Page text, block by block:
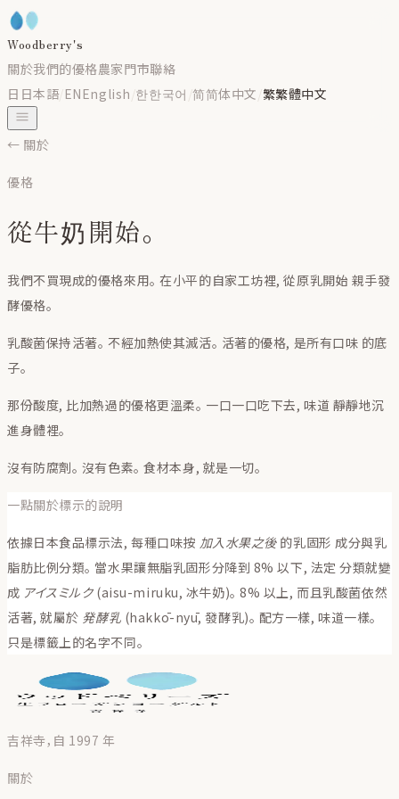
Woodberry's
關於我們的優格農家門市聯絡
日 日本語/ ENEnglish 한한국어 /简简体中文 繁繁體中文
← 關於
優格
從牛奶開始。
我們不買現成的優格來用。 在小平的自家工坊裡, 從原乳開始 親手發
酵優格。
乳酸菌保持活著。 不經加熱使其滅活。 活著的優格, 是所有口味 的底
子。
那份酸度, 比加熱過的優格更溫柔。 一口一口吃下去, 味道 靜靜地沉
進身體裡。
沒有防腐劑。 沒有色素。 食材本身, 就是一切。
一點關於標示的說明
依據日本食品標示法, 每種口味按 加入水果之後的乳固形 成分與乳
脂肪比例分類。 當水果讓無脂乳固形分降到 8% 以下, 法定 分類就變
成 アイスミルク(aisu-miruku, 冰牛奶)。 8% 以上, 而且乳酸菌依然
活著, 就屬於 発酵乳 (hakkō-nyū, 發酵乳)。 配方一樣, 味道一樣。
只是標籤上的名字不同。
吉祥寺，自 1997 年
關於